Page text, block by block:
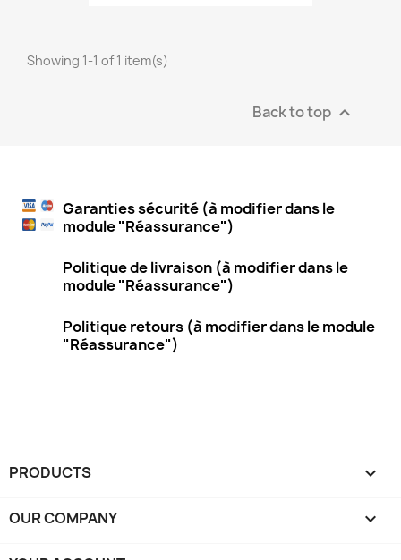
Showing 1-1 of 1 item(s)
Back to top 
Garanties sécurité (à modifier dans le
module "Réassurance")
Politique de livraison (à modifier dans le
module "Réassurance")
Politique retours (à modifier dans le module
"Réassurance")
PRODUCTS 
OUR COMPANY 